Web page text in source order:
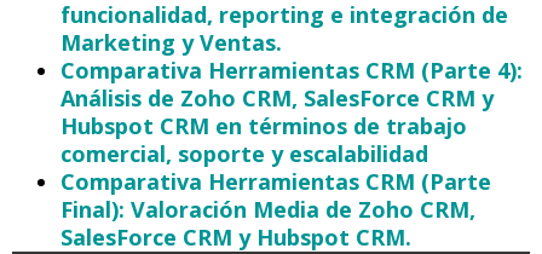
funcionalidad, reporting e integración de
Marketing y Ventas.
Comparativa Herramientas CRM (Parte 4):
Análisis de Zoho CRM, SalesForce CRM y
Hubspot CRM en términos de trabajo
comercial, soporte y escalabilidad
Comparativa Herramientas CRM (Parte
Final): Valoración Media de Zoho CRM,
SalesForce CRM y Hubspot CRM.